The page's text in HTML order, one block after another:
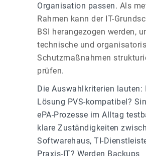
Organisation passen. Als
Rahmen kann der IT-
BSI herangezogen werden,
technische und
Schutzmaßnahmen
prüfen.
Die Auswahlkriterien lauten:
Lösung PVS-kompatibel?
ePA-Prozesse im Alltag
klare Zuständigkeiten
Softwarehaus, TI-
Praxis-IT? Werden Backups